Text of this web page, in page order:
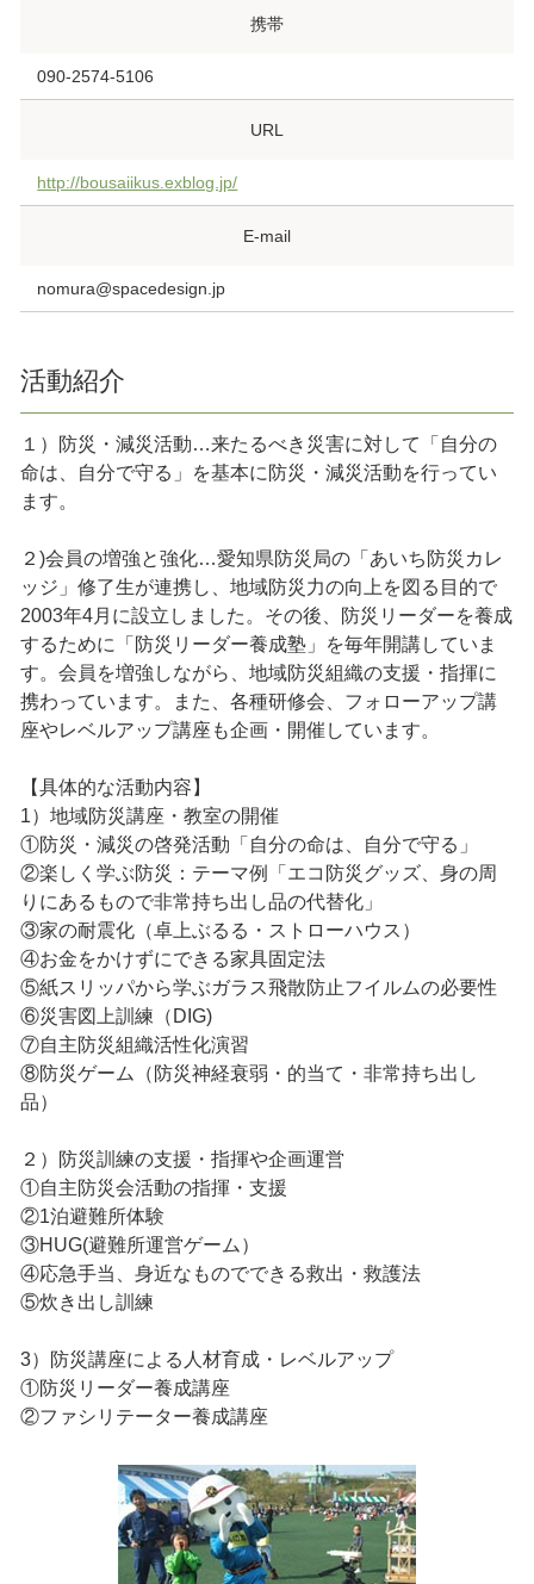
携帯
090-2574-5106
URL
http://bousaiikus.exblog.jp/
E-mail
nomura@spacedesign.jp
活動紹介
１）防災・減災活動…来たるべき災害に対して「自分の
命は、自分で守る」を基本に防災・減災活動を行ってい
ます。
２)会員の増強と強化…愛知県防災局の「あいち防災カレ
ッジ」修了生が連携し、地域防災力の向上を図る目的で
2003年4月に設立しました。その後、防災リーダーを養成
するために「防災リーダー養成塾」を毎年開講していま
す。会員を増強しながら、地域防災組織の支援・指揮に
携わっています。また、各種研修会、フォローアップ講
座やレベルアップ講座も企画・開催しています。
【具体的な活動内容】
1）地域防災講座・教室の開催
①防災・減災の啓発活動「自分の命は、自分で守る」
②楽しく学ぶ防災：テーマ例「エコ防災グッズ、身の周
りにあるもので非常持ち出し品の代替化」
③家の耐震化（卓上ぶるる・ストローハウス）
④お金をかけずにできる家具固定法
⑤紙スリッパから学ぶガラス飛散防止フイルムの必要性
⑥災害図上訓練（DIG)
⑦自主防災組織活性化演習
⑧防災ゲーム（防災神経衰弱・的当て・非常持ち出し
品）
２）防災訓練の支援・指揮や企画運営
①自主防災会活動の指揮・支援
②1泊避難所体験
③HUG(避難所運営ゲーム）
④応急手当、身近なものでできる救出・救護法
⑤炊き出し訓練
3）防災講座による人材育成・レベルアップ
①防災リーダー養成講座
②ファシリテーター養成講座